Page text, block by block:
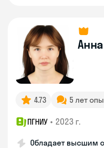
Анна
4.73 5 лет
ПГНИУ • 2023 г.
Обладает высшим